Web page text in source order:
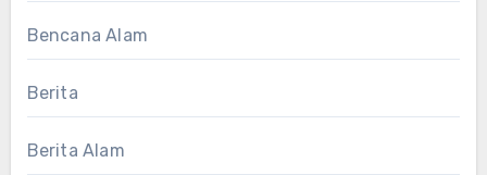
Bencana Alam
Berita
Berita Alam